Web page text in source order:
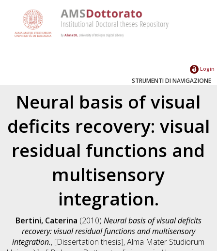
Login
STRUMENTI DI NAVIGAZIONE
Neural basis of visual
deficits recovery: visual
residual functions and
multisensory
integration.
Bertini, Caterina (2010) Neural basis of visual deficits
recovery: visual residual functions and multisensory
integration., [Dissertation thesis], Alma Mater Studiorum